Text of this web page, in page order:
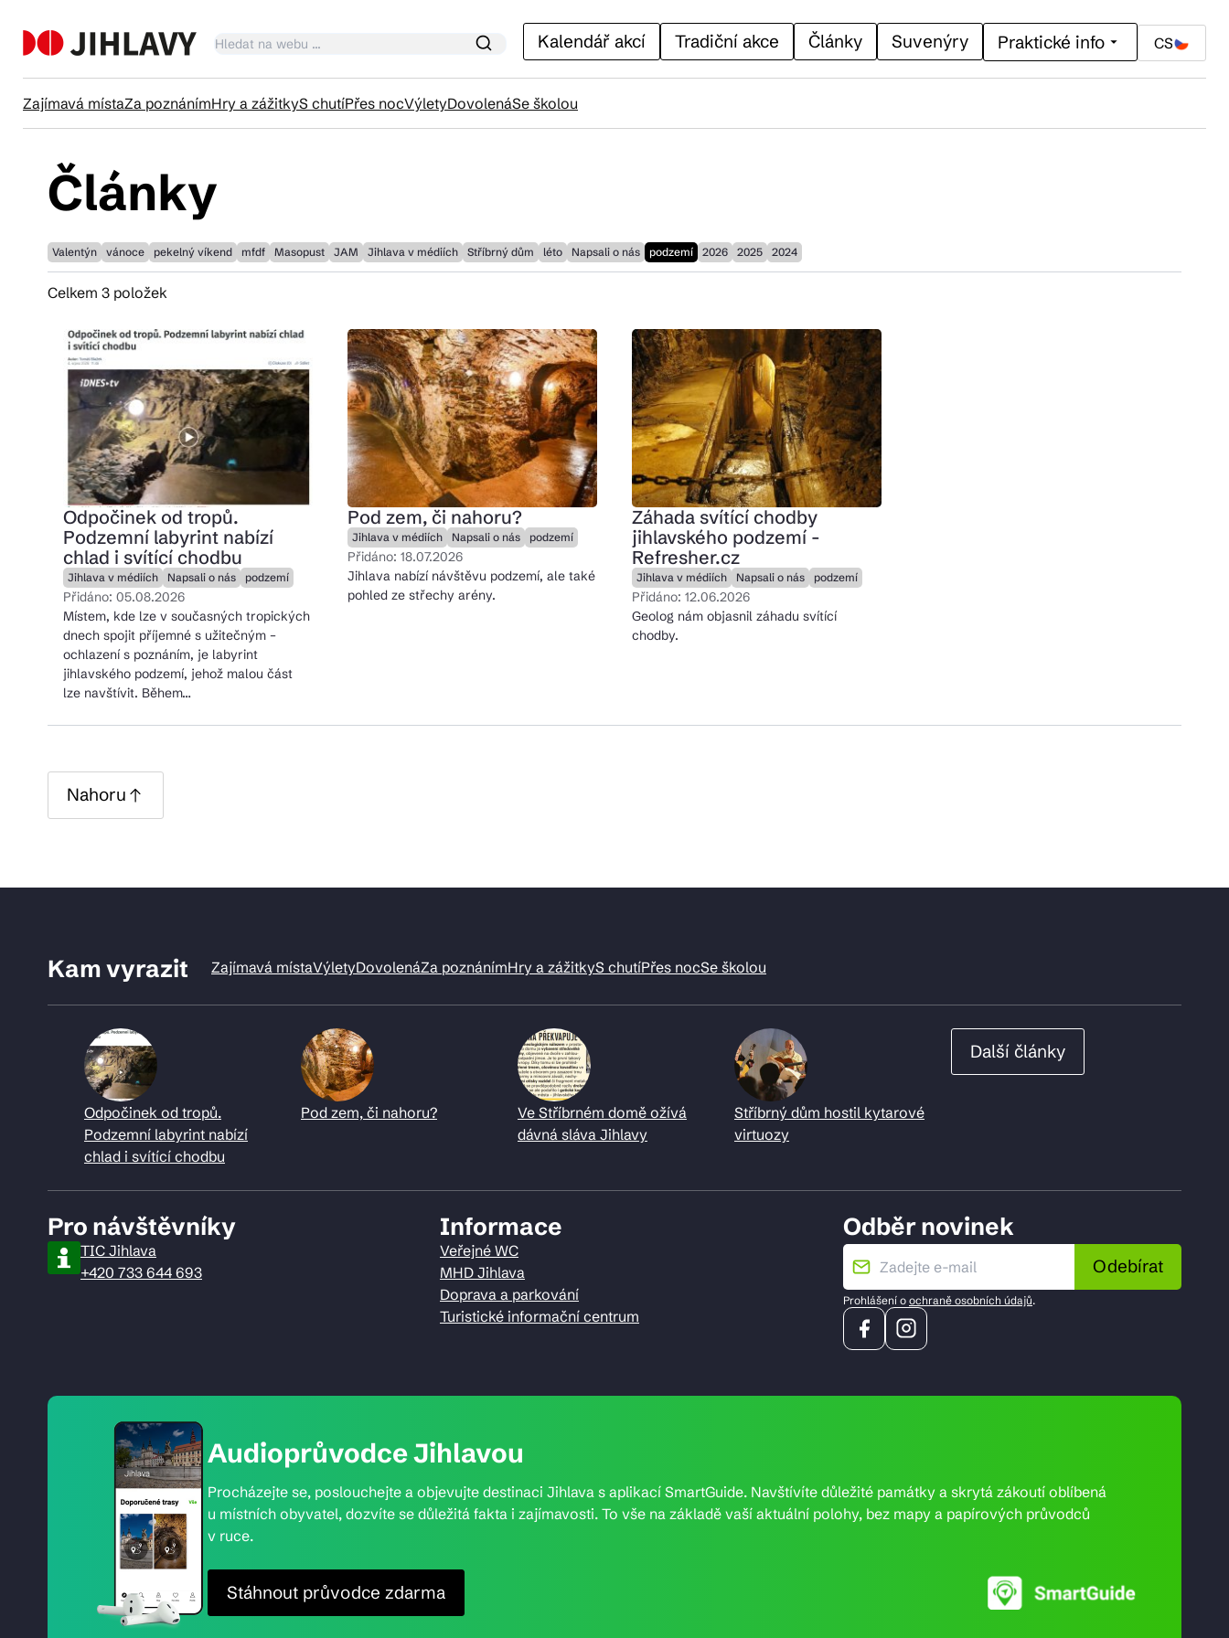
Kalendář akcí Tradiční akce Články Suvenýry Praktické info CS
Zajímavá místaZa poznánímHry a zážitkyS chutíPřes nocVýletyDovolenáSe školou
Tradiční akce
Suvenýry
Praktické info
Kam vyrazit
DE
© 2026 Brána Jihlavy
Články
Valentýn vánoce pekelný víkend mfdf Masopust JAM Jihlava v médiích Stříbrný dům léto Napsali o nás podzemí 2026 2025 2024
Celkem 3 položek
Odpočinek od tropů.
Podzemní labyrint nabízí
chlad i svítící chodbu
Jihlava v médiích Napsali o nás podzemí
Přidáno: 05.08.2026
Místem, kde lze v současných tropických
dnech spojit příjemné s užitečným –
ochlazení s poznáním, je labyrint
jihlavského podzemí, jehož malou část
lze navštívit. Během…
Pod zem, či nahoru?
Jihlava v médiích Napsali o nás podzemí
Přidáno: 18.07.2026
Jihlava nabízí návštěvu podzemí, ale také
pohled ze střechy arény.
Záhada svítící chodby
jihlavského podzemí -
Refresher.cz
Jihlava v médiích Napsali o nás podzemí
Přidáno: 12.06.2026
Geolog nám objasnil záhadu svítící
chodby.
Nahoru
Kam vyrazit Zajímavá místaVýletyDovolenáZa poznánímHry a zážitkyS chutíPřes nocSe školou
Odpočinek od tropů.
Podzemní labyrint nabízí
chlad i svítící chodbu
Pod zem, či nahoru?
Ve Stříbrném domě ožívá
dávná sláva Jihlavy
Stříbrný dům hostil kytarové
virtuozy
Další články
Pro návštěvníky
TIC Jihlava
+420 733 644 693
Informace
Veřejné WC
MHD Jihlava
Doprava a parkování
Turistické informační centrum
Odběr novinek
Odebírat
Prohlášení o ochraně osobních údajů.
Audioprůvodce Jihlavou
Procházejte se, poslouchejte a objevujte destinaci Jihlava s aplikací SmartGuide. Navštívíte důležité památky a skrytá zákoutí oblíbená
u místních obyvatel, dozvíte se důležitá fakta i zajímavosti. To vše na základě vaší aktuální polohy, bez mapy a papírových průvodců
v ruce.
Stáhnout průvodce zdarma